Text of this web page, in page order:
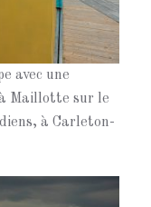
avec une
Maillotte sur le
à Carleton-